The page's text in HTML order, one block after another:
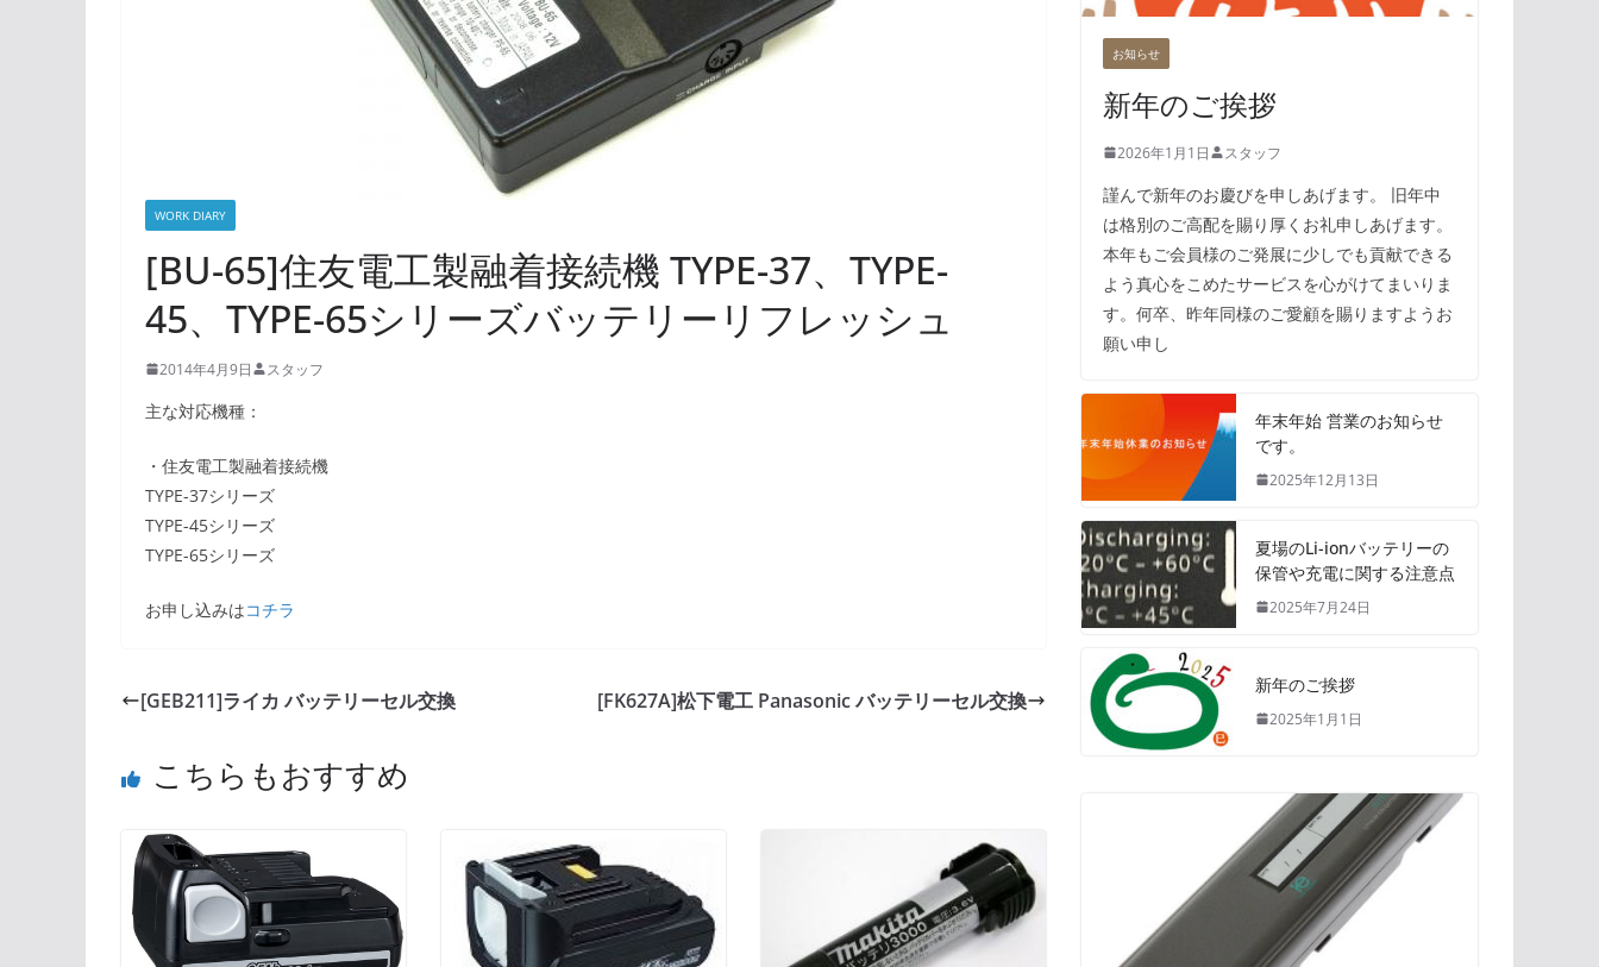
WORK DIARY
[BU-65]住友電工製融着接続機 TYPE-37、TYPE-
45、TYPE-65シリーズバッテリーリフレッシュ
2014年4月9日 スタッフ
主な対応機種：
・住友電工製融着接続機
TYPE-37シリーズ
TYPE-45シリーズ
TYPE-65シリーズ
お申し込みはコチラ
[GEB211]ライカ バッテリーセル交換 [FK627A]松下電工 Panasonic バッテリーセル交換
こちらもおすすめ
お知らせ
新年のご挨拶
2026年1月1日 スタッフ
謹んで新年のお慶びを申しあげます。 旧年中
は格別のご高配を賜り厚くお礼申しあげます。
本年もご会員様のご発展に少しでも貢献できる
よう真心をこめたサービスを心がけてまいりま
す。何卒、昨年同様のご愛顧を賜りますようお
願い申し
年末年始 営業のお知らせ
です。
2025年12月13日
夏場のLi-ionバッテリーの
保管や充電に関する注意点
2025年7月24日
新年のご挨拶
2025年1月1日